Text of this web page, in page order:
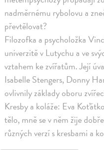
nadměrnému rybolovu a
převtělovat?
Filozofka a psycholožka
univerzitě v Lutychu a ve
vztahem ke zvířatům. Její
Isabelle Stengers, Donny
ovlivnily základy oboru
Kresby a koláže: Eva
tělo, mně se v něm žije
různých verzí s kresbami a